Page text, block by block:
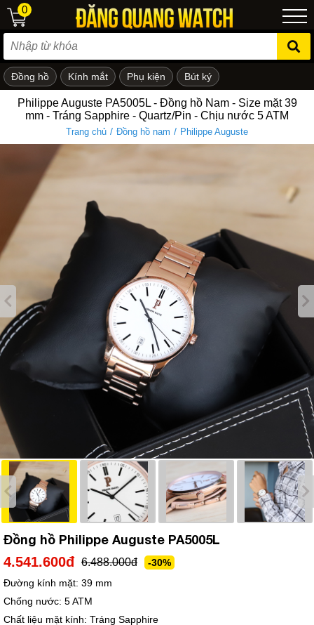
em
0
Đồng hồ Kính mắt Phụ kiện Bút ký
Philippe Auguste PA5005L - Đồng hồ Nam - Size mặt 39
mm - Tráng Sapphire - Quartz/Pin - Chịu nước 5 ATM
Trang chủ / Đồng hồ nam / Philippe Auguste
Đồng hồ Philippe Auguste PA5005L
4.541.600đ 6.488.000đ
-30%
Đường kính mặt: 39 mm
Chống nước: 5 ATM
Chất liệu mặt kính: Tráng Sapphire